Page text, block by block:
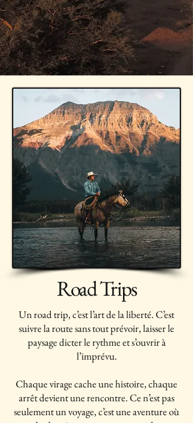
Road Trips
Un road trip, c’est l’art de la liberté. C’est
suivre la route sans tout prévoir, laisser le
paysage dicter le rythme et s’ouvrir à
l’imprévu.
Chaque virage cache une histoire, chaque
arrêt devient une rencontre. Ce n’est pas
seulement un voyage, c’est une aventure où